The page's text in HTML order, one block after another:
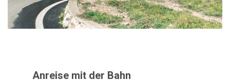
Anreise mit der Bahn